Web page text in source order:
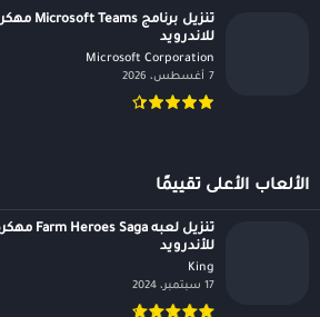
للاندرويد
Microsoft Corporation‏
7 أغسطس، 2026
الألعاب الأعلى تقييمًا
للأندرويد
King‏
17 سبتمبر، 2024